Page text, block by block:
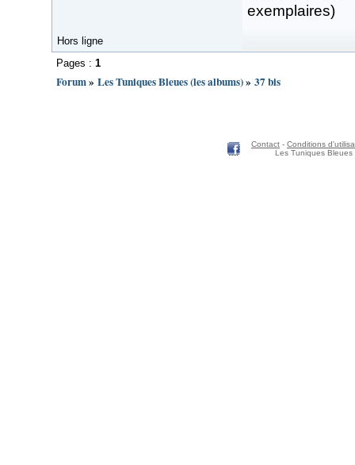
exemplaires)
Hors ligne
Pages : 1
Forum» Les Tuniques Bleues (les albums)» 37 bis
Contact - Conditions
Les Tuniques